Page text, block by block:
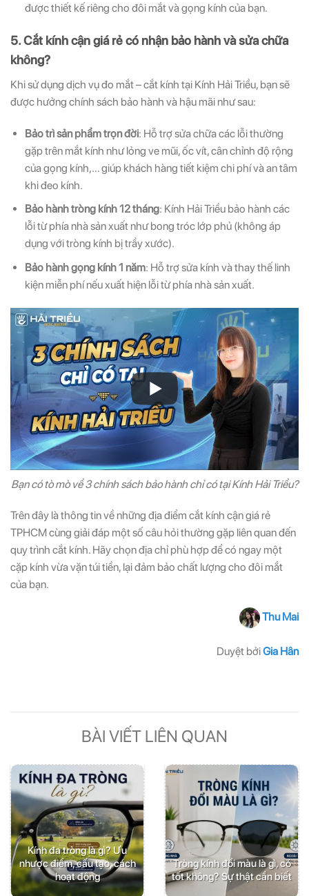
được thiết kế riêng cho đôi mắt và gọng kính của bạn.
5. Cắt kính cận giá rẻ có nhận bảo hành và sửa chữa
không?
Khi sử dụng dịch vụ đo mắt – cắt kính tại Kính Hải Triều, bạn sẽ
được hưởng chính sách bảo hành và hậu mãi như sau:
Bảo trì sản phẩm trọn đời: Hỗ trợ sửa chữa các lỗi thường
gặp trên mắt kính như lỏng ve mũi, ốc vít, cân chỉnh độ rộng
của gọng kính,… giúp khách hàng tiết kiệm chi phí và an tâm
khi đeo kính.
Bảo hành tròng kính 12 tháng: Kính Hải Triều bảo hành các
lỗi từ phía nhà sản xuất như bong tróc lớp phủ (không áp
dụng với tròng kính bị trầy xước).
Bảo hành gọng kính 1 năm: Hỗ trợ sửa kính và thay thế linh
kiện miễn phí nếu xuất hiện lỗi từ phía nhà sản xuất.
Bạn có tò mò về 3 chính sách bảo hành chỉ có tại Kính Hải Triều?
Trên đây là thông tin về những địa điểm cắt kính cận giá rẻ
TPHCM cùng giải đáp một số câu hỏi thường gặp liên quan đến
quy trình cắt kính. Hãy chọn địa chỉ phù hợp để có ngay một
cặp kính vừa vặn túi tiền, lại đảm bảo chất lượng cho đôi mắt
của bạn.
Thu Mai
Duyệt bởiGia Hân
BÀI VIẾT LIÊN QUAN
Kính đa tròng là gì? Ưu
nhược điểm, cấu tạo, cách
hoạt động
Tròng kính đổi màu là gì, có
tốt không? Sự thật cần biết